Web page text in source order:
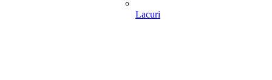
Lacuri